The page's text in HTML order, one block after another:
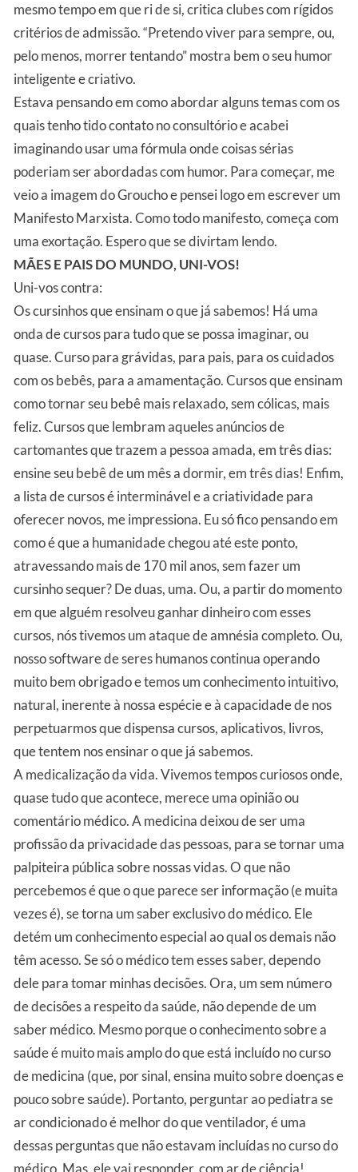
mesmo tempo em que ri de si, critica clubes com rígidos
critérios de admissão. “Pretendo viver para sempre, ou,
pelo menos, morrer tentando” mostra bem o seu humor
inteligente e criativo.
Estava pensando em como abordar alguns temas com os
quais tenho tido contato no consultório e acabei
imaginando usar uma fórmula onde coisas sérias
poderiam ser abordadas com humor. Para começar, me
veio a imagem do Groucho e pensei logo em escrever um
Manifesto Marxista. Como todo manifesto, começa com
uma exortação. Espero que se divirtam lendo.
MÃES E PAIS DO MUNDO, UNI-VOS!
Uni-vos contra:
Os cursinhos que ensinam o que já sabemos! Há uma
onda de cursos para tudo que se possa imaginar, ou
quase. Curso para grávidas, para pais, para os cuidados
com os bebês, para a amamentação. Cursos que ensinam
como tornar seu bebê mais relaxado, sem cólicas, mais
feliz. Cursos que lembram aqueles anúncios de
cartomantes que trazem a pessoa amada, em três dias:
ensine seu bebê de um mês a dormir, em três dias! Enfim,
a lista de cursos é interminável e a criatividade para
oferecer novos, me impressiona. Eu só fico pensando em
como é que a humanidade chegou até este ponto,
atravessando mais de 170 mil anos, sem fazer um
cursinho sequer? De duas, uma. Ou, a partir do momento
em que alguém resolveu ganhar dinheiro com esses
cursos, nós tivemos um ataque de amnésia completo. Ou,
nosso software de seres humanos continua operando
muito bem obrigado e temos um conhecimento intuitivo,
natural, inerente à nossa espécie e à capacidade de nos
perpetuarmos que dispensa cursos, aplicativos, livros,
que tentem nos ensinar o que já sabemos.
A medicalização da vida. Vivemos tempos curiosos onde,
quase tudo que acontece, merece uma opinião ou
comentário médico. A medicina deixou de ser uma
profissão da privacidade das pessoas, para se tornar uma
palpiteira pública sobre nossas vidas. O que não
percebemos é que o que parece ser informação (e muita
vezes é), se torna um saber exclusivo do médico. Ele
detém um conhecimento especial ao qual os demais não
têm acesso. Se só o médico tem esses saber, dependo
dele para tomar minhas decisões. Ora, um sem número
de decisões a respeito da saúde, não depende de um
saber médico. Mesmo porque o conhecimento sobre a
saúde é muito mais amplo do que está incluído no curso
de medicina (que, por sinal, ensina muito sobre doenças e
pouco sobre saúde). Portanto, perguntar ao pediatra se
ar condicionado é melhor do que ventilador, é uma
dessas perguntas que não estavam incluídas no curso do
médico. Mas, ele vai responder, com ar de ciência!